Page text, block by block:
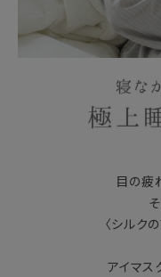
目の疲
〈シルク
アイマス